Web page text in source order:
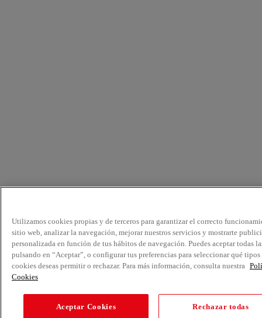
Utilizamos cookies propias y de terceros para garantizar el correcto
sitio web, analizar la navegación, mejorar nuestros servicios y mostrarte
personalizada en función de tus hábitos de navegación. Puedes aceptar todas
pulsando en “Aceptar”, o configurar tus preferencias para seleccionar qué tipos
cookies deseas permitir o rechazar. Para más información, consulta nuestra
Cookies
Aceptar Cookies Rechazar todas